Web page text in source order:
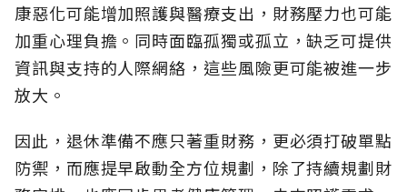
康惡化可能增加照護與醫療支出，財務壓力也可能
加重心理負擔。同時面臨孤獨或孤立，缺乏可提供
資訊與支持的人際網絡，這些風險更可能被進一步
放大。
因此，退休準備不應只著重財務，更必須打破單點
防禦，而應提早啟動全方位規劃，除了持續規劃財